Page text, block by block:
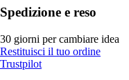
Spedizione e reso
30 giorni per cambiare idea
Restituisci il tuo ordine
Trustpilot